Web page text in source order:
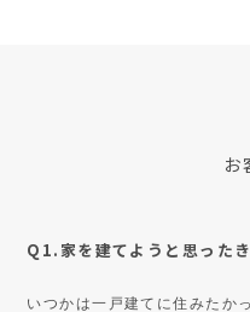
お
Q1.家を建てようと思った
いつかは一戸建てに住みたか